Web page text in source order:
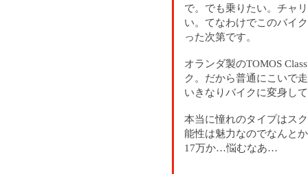
で。でも乗りたい。チャ
い。てなわけでこのバイ
った次第です。
オランダ製のTOMOS
ク。だから普通にこいで
いきなりバイクに変身し
本当に憧れのタイプはス
能性は魅力なのでなんと
17万か…悩むなあ…